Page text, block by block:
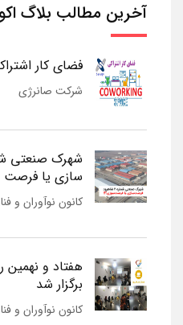
آخرین مطالب بلاگ
فضای کار
شرکت صانرژی
سازی یا
کانون نوآوران و
هفتاد و نهمین
برگزار شد
کانون نوآوران و